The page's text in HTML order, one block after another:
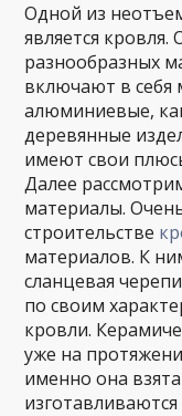
Одной из
является
разнообразных
включают в себя
алюминиевые,
деревянные
имеют свои
Далее
материалы.
строительстве
материалов. К
сланцевая
по своим
кровли.
уже на
именно она